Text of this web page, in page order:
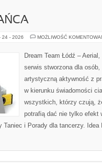
24 - 2026 MOŻLIWOŚĆ
Dream Team Łódź –
serwis stworzona dla
artystyczną aktywność z
w kierunku świadomości
wszystkich, którzy czują,
potrafią dać nie tylko efekt
i Porady dla tancerzy. Idea